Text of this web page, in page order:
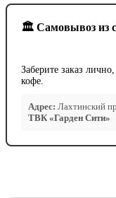
🏛️ Самовывоз из
Заберите заказ
кофе.
Адрес: Лахтинский
ТВК «Гарден Сити»